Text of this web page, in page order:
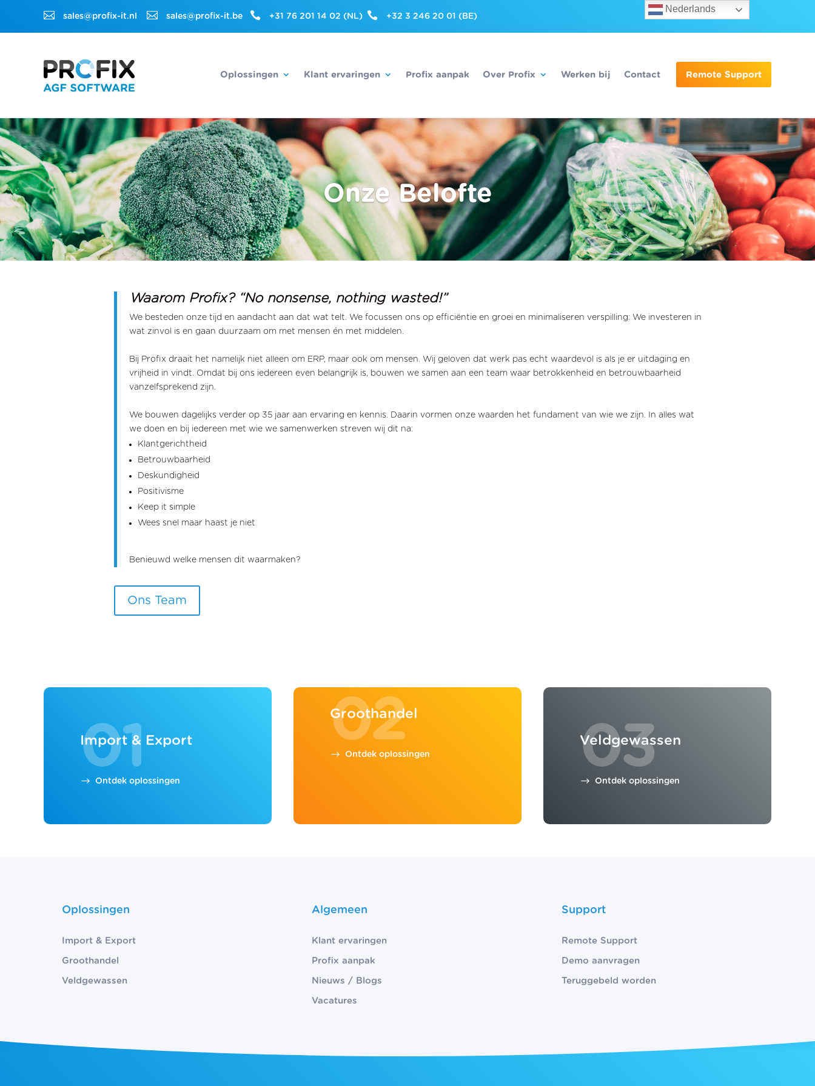
 sales@profix-it.nl  sales@profix-it.be  +31 76 201 14 02 (NL)  +32 3 246 20 01 (BE)
Oplossingen Klant ervaringen Profix aanpak Over Profix Werken bij Contact Remote Support
Onze Belofte
Waarom Profix? “No nonsense, nothing wasted!”
We besteden onze tijd en aandacht aan dat wat telt. We focussen ons op efficiëntie en groei en minimaliseren verspilling: We investeren in
wat zinvol is en gaan duurzaam om met mensen én met middelen.
Bij Profix draait het namelijk niet alleen om ERP, maar ook om mensen. Wij geloven dat werk pas echt waardevol is als je er uitdaging en
vrijheid in vindt. Omdat bij ons iedereen even belangrijk is, bouwen we samen aan een team waar betrokkenheid en betrouwbaarheid
vanzelfsprekend zijn.
We bouwen dagelijks verder op 35 jaar aan ervaring en kennis. Daarin vormen onze waarden het fundament van wie we zijn. In alles wat
we doen en bij iedereen met wie we samenwerken streven wij dit na:
Klantgerichtheid
Betrouwbaarheid
Deskundigheid
Positivisme
Keep it simple
Wees snel maar haast je niet
Benieuwd welke mensen dit waarmaken?
Ons Team
Import & Export
01
Ontdek oplossingen
Groothandel
02
Ontdek oplossingen
Veldgewassen
03
Ontdek oplossingen
Oplossingen
Import & Export
Groothandel
Veldgewassen
Algemeen
Klant ervaringen
Profix aanpak
Nieuws / Blogs
Vacatures
Support
Remote Support
Demo aanvragen
Teruggebeld worden
Nederlands